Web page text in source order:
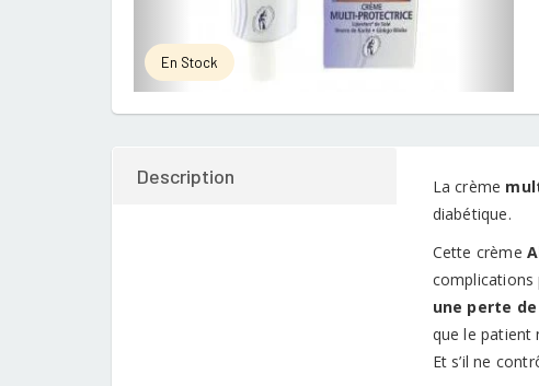
En Stock
Description La crème
diabétique.
Cette crème
complications
une perte
que le patient
Et s’il ne